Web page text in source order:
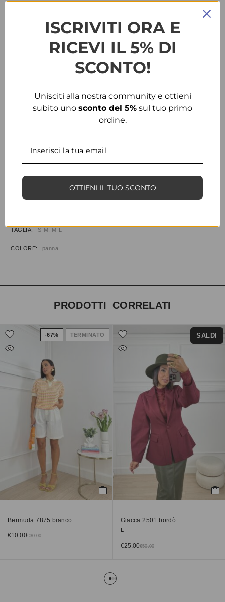
COLORE
AGGIUNGI ALLA WISHLIST
COD:
TAGLIA S-M, M-L
COLORE panna
PRODOTTI CORRELATI
-67% TERMINATO
Bermuda 7875 bianco
€30.00
€10.00
SALDI
Giacca 2501 bordò
L
€50.00
€25.00
ISCRIVITI ORA E
RICEVI IL 5% DI
SCONTO!
Unisciti alla nostra community e ottieni
subito uno sconto del 5% sul tuo primo
ordine.
OTTIENI IL TUO SCONTO